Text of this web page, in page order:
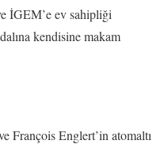
İGEM’e ev sahipliği
kendisine makam
François Englert’in atomaltı